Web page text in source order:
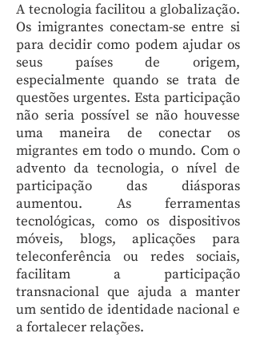
A tecnologia facilitou a globalização.
Os imigrantes conectam-se entre si
para decidir como podem ajudar os
seus países de origem,
especialmente quando se trata de
questões urgentes. Esta participação
não seria possível se não houvesse
uma maneira de conectar os
migrantes em todo o mundo. Com o
advento da tecnologia, o nível de
participação das diásporas
aumentou. As ferramentas
tecnológicas, como os dispositivos
móveis, blogs, aplicações para
teleconferência ou redes sociais,
facilitam a participação
transnacional que ajuda a manter
um sentido de identidade nacional e
a fortalecer relações.